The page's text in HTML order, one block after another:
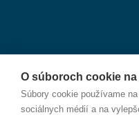
O súboroch cookie
Súbory cookie používame
sociálnych médií a na
© 2026